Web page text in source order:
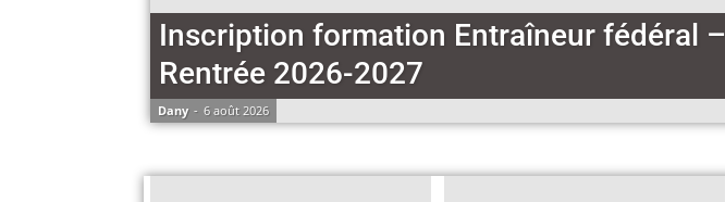
Inscription formation Entraîneur fédéral –
Rentrée 2026-2027
Dany - 6 août 2026